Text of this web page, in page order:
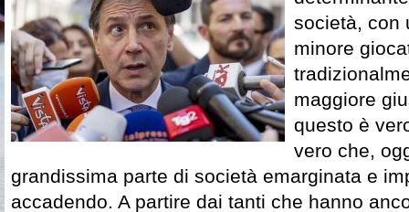
società, con
minore
maggiore
questo è
vero che,
grandissima parte di società emarginata e
accadendo. A partire dai tanti che hanno